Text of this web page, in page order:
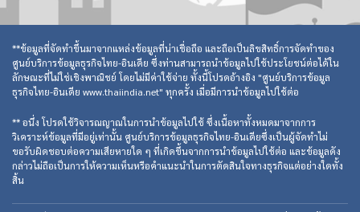
**ข้อมูลที่จัดทำขึ้นมาจากแหล่งข้อมูลที่น่าเชื่อถือ และถือเป็นลิขสิทธิ์การจัดทำของ
ศูนย์บริการข้อมูลธุรกิจไทย-อินเดีย ซึ่งท่านสามารถนำข้อมูลไปใช้ประโยชน์ต่อได้ใน
ลักษณะที่ไม่ใช่เชิงพาณิชย์ โดยไม่มีค่าใช้จ่าย ทั้งนี้โปรดอ้างอิง "ศูนย์บริการข้อมูล
ธุรกิจไทย-อินเดีย www.thaiindia.net" ทุกครั้ง เมื่อมีการนำข้อมูลไปใช้ต่อ
** อนึ่ง โปรดใช้วิจารณญาณในการนำข้อมูลไปใช้ ซึ่งเนื้อหาทั้งหมดมาจากการ
วิเคราะห์ข้อมูลที่มีอยู่เท่านั้น ศูนย์บริการข้อมูลธุรกิจไทย-อินเดียซึ่งเป็นผู้จัดทำไม่
ขอรับผิดชอบต่อความเสียหายใด ๆ ที่เกิดขึ้นจากการนำข้อมูลไปใช้ต่อ และข้อมูลดัง
กล่าวไม่ถือเป็นการให้ความเห็นหรือคำแนะนำในการตัดสินใจทางธุรกิจแต่อย่างใดทั้ง
สิ้น